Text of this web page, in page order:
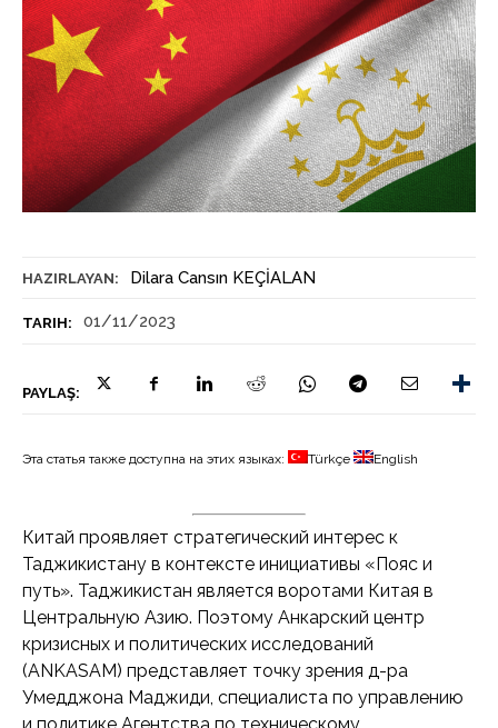
HAZIRLAYAN: Dilara Cansın KEÇİALAN
TARIH: 01/11/2023
PAYLAŞ:
Эта статья также доступна на этих языках: Türkçe English
Китай проявляет стратегический интерес к
Таджикистану в контексте инициативы «Пояс и
путь». Таджикистан является воротами Китая в
Центральную Азию. Поэтому Анкарский центр
кризисных и политических исследований
(ANKASAM) представляет точку зрения д-ра
Умедджона Маджиди, специалиста по управлению